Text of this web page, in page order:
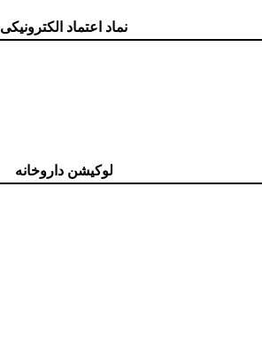
نماد اعتماد الکترونیکی
لوکیشن داروخانه